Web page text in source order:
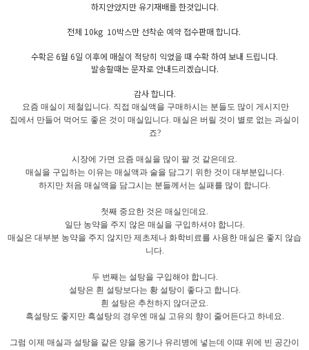
하지안았지만 유기재배를 한것입니다.
전체 10kg 10박스만 선착순 예약 접수판매 합니다.
수확은 6월 6일 이후에 매실이 적당히 익었을 때 수확 하여 보내 드립니다.
발송할때는 문자로 안내드리겠습니다.
감사 합니다.
요즘 매실이 제철입니다. 직접 매실액을 구매하시는 분들도 많이 게시지만
집에서 만들어 먹어도 좋은 것이 매실입니다. 매실은 버릴 것이 별로 없는 과실이
죠?
시장에 가면 요즘 매실을 많이 팔 것 같은데요.
매실을 구입하는 이유는 매실액과 술을 담그기 위한 것이 대부분입니다.
하지만 처음 매실액을 담그시는 분들께서는 실패를 많이 합니다.
첫째 중요한 것은 매실인데요.
일단 농약을 주지 않은 매실을 구입하셔야 합니다.
매실은 대부분 농약을 주지 않지만 제초제나 화학비료를 사용한 매실은 좋지 않습
니다.
두 번째는 설탕을 구입해야 합니다.
설탕은 흰 설탕보다는 황 설탕이 좋다고 합니다.
흰 설탕은 추천하지 않더군요.
흑설탕도 좋지만 흑설탕의 경우엔 매실 고유의 향이 줄어든다고 하네요.
그럼 이제 매실과 설탕을 같은 양을 옹기나 유리병에 넣는데 이때 위에 빈 공간이